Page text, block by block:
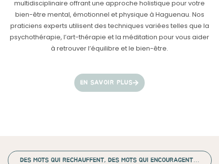
multidisciplinaire offrant une approche holistique pour votre
bien-être mental, émotionnel et physique à Haguenau. Nos
praticiens experts utilisent des techniques variées telles que la
psychothérapie, l’art-thérapie et la méditation pour vous aider
à retrouver l’équilibre et le bien-être.
EN SAVOIR PLUS
DES MOTS QUI RECHAUFFENT, DES MOTS QUI ENCOURAGENT…